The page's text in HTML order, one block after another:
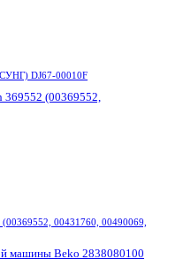
DJ67-00010F
(00369552, 00431760, 00490069,